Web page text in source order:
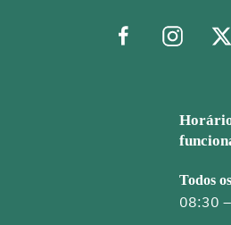
Todos
08:30